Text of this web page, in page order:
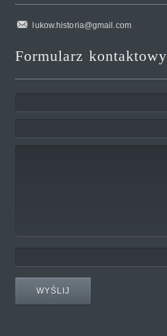
lukow.historia@gmail.com
Formularz kontaktowy